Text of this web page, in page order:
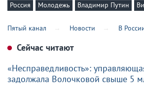
Россия Молодежь Владимир Путин
Пятый канал Новости В
Сейчас читают
«Несправедливость»:
задолжала Волочковой свыше 5